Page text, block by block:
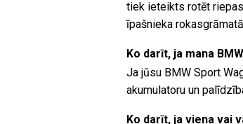
tiek ieteikts rotēt
īpašnieka
Ko darīt, ja mana
Ja jūsu BMW Sport
akumulatoru un
Ko darīt, ja viena vai